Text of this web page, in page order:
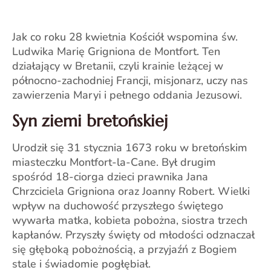
Jak co roku 28 kwietnia Kościół wspomina św.
Ludwika Marię Grigniona de Montfort. Ten
działający w Bretanii, czyli krainie leżącej w
północno-zachodniej Francji, misjonarz, uczy nas
zawierzenia Maryi i pełnego oddania Jezusowi.
Syn ziemi bretońskiej
Urodził się 31 stycznia 1673 roku w bretońskim
miasteczku Montfort-la-Cane. Był drugim
spośród 18-ciorga dzieci prawnika Jana
Chrzciciela Grigniona oraz Joanny Robert. Wielki
wpływ na duchowość przyszłego świętego
wywarła matka, kobieta pobożna, siostra trzech
kapłanów. Przyszły święty od młodości odznaczał
się głęboką pobożnością, a przyjaźń z Bogiem
stale i świadomie pogłębiał.